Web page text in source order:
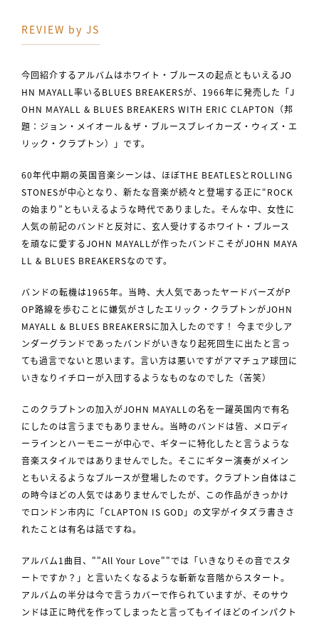
REVIEW by JS
今回紹介するアルバムはホワイト・ブルースの起点ともいえるJO
HN MAYALL率いるBLUES BREAKERSが、1966年に発売した「J
OHN MAYALL & BLUES BREAKERS WITH ERIC CLAPTON（邦
題：ジョン・メイオール＆ザ・ブルースブレイカーズ・ウィズ・エ
リック・クラプトン）」です。
60年代中期の英国音楽シーンは、ほぼTHE BEATLESとROLLING
STONESが中心となり、新たな音楽が続々と登場する正に“ROCK
の始まり”ともいえるような時代でありました。そんな中、女性に
人気の前記のバンドと反対に、玄人受けするホワイト・ブルース
を頑なに愛するJOHN MAYALLが作ったバンドこそがJOHN MAYA
LL & BLUES BREAKERSなのです。
バンドの転機は1965年。当時、大人気であったヤードバーズがP
OP路線を歩むことに嫌気がさしたエリック・クラプトンがJOHN
MAYALL & BLUES BREAKERSに加入したのです！ 今まで少しア
ンダーグランドであったバンドがいきなり起死回生に出たと言っ
ても過言でないと思います。言い方は悪いですがアマチュア球団に
いきなりイチローが入団するようなものなのでした（苦笑）
このクラプトンの加入がJOHN MAYALLの名を一躍英国内で有名
にしたのは言うまでもありません。当時のバンドは皆、メロディ
ーラインとハーモニーが中心で、ギターに特化したと言うような
音楽スタイルではありませんでした。そこにギター演奏がメイン
ともいえるようなブルースが登場したのです。クラプトン自体はこ
の時今ほどの人気ではありませんでしたが、この作品がきっかけ
でロンドン市内に「CLAPTON IS GOD」の文字がイタズラ書きさ
れたことは有名は話ですね。
アルバム1曲目、""All Your Love""では「いきなりその音でスタ
ートですか？」と言いたくなるような斬新な音階からスタート。
アルバムの半分は今で言うカバーで作られていますが、そのサウ
ンドは正に時代を作ってしまったと言ってもイイほどのインパクト